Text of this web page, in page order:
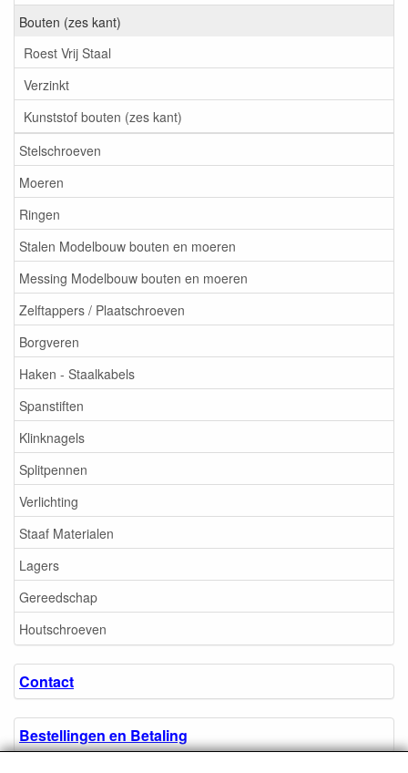
Bouten (zes kant)
Roest Vrij Staal
Verzinkt
Kunststof bouten (zes kant)
Stelschroeven
Moeren
Ringen
Stalen Modelbouw bouten en moeren
Messing Modelbouw bouten en moeren
Zelftappers / Plaatschroeven
Borgveren
Haken - Staalkabels
Spanstiften
Klinknagels
Splitpennen
Verlichting
Staaf Materialen
Lagers
Gereedschap
Houtschroeven
Contact
Bestellingen en Betaling